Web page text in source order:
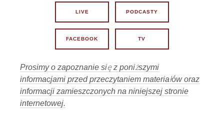
13 lipca 2026, 11:01
Dlaczego tak bardzo boją się prawdy?
6 lipca 2026, 11:00
02:09:49
3 lipca 2026, 11:01
21
58:45
Gdzie kucharek sześć... :-)
1 lipca 2026, 12:01
02:07:34
LIVE PODCASTY
FACEBOOK TV
Prosimy o zapoznanie się z poniższymi
informacjami przed przeczytaniem materiałów oraz
informacji zamieszczonych na niniejszej stronie
internetowej.